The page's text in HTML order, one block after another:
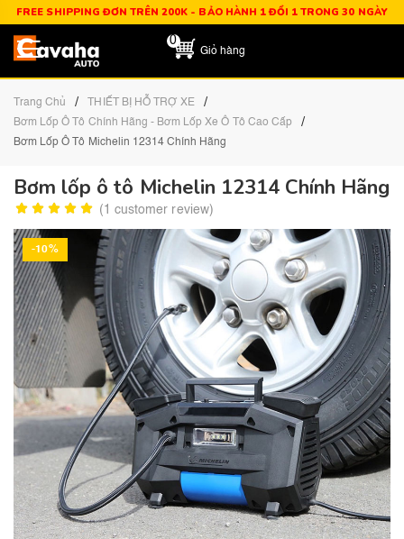
FREE SHIPPING ĐƠN TRÊN 200K - BẢO HÀNH 1 ĐỔI 1 TRONG 30 NGÀY
0
Giỏ hàng
Trang Chủ / THIẾT BỊ HỖ TRỢ XE /
Bơm Lốp Ô Tô Chính Hãng - Bơm Lốp Xe Ô Tô Cao Cấp /
Bơm Lốp Ô Tô Michelin 12314 Chính Hãng
Bơm lốp ô tô Michelin 12314 Chính Hãng
( 1 customer review)
-10%